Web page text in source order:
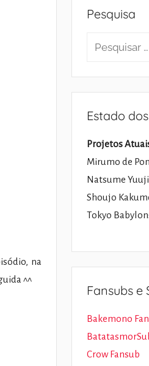
na
^^
Pesquisa
Pesquisar
Estado
Projetos
Mirumo de
Natsume
Shoujo
Tokyo
Fansubs e
Bakemono
Crow Fansub